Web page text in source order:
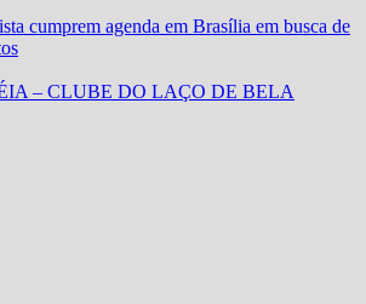
cumprem agenda em Brasília em busca de
– CLUBE DO LAÇO DE BELA